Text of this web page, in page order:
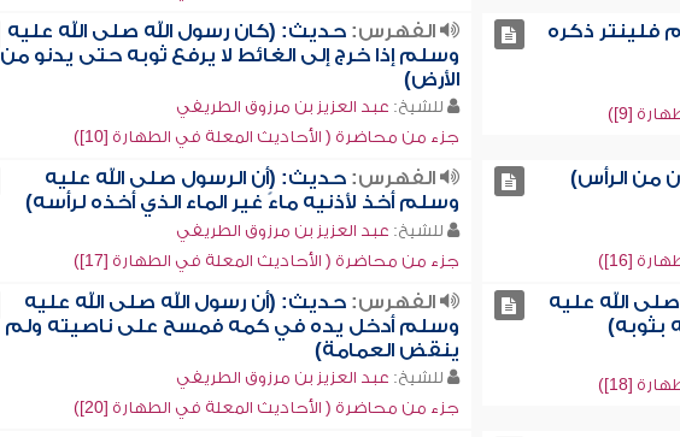
فلينتر ذكره
[9])
الفهرس: حديث: (كان رسول الله صلى الله عليه
وسلم إذا خرج إلى الغائط لا يرفع ثوبه حتى يدنو من
الأرض)
للشيخ: عبد العزيز بن مرزوق الطريفي
جزء من محاضرة ( الأحاديث المعلة في الطهارة [10])
من الرأس)
[16])
الفهرس: حديث: (أن الرسول صلى الله عليه
وسلم أخذ لأذنيه ماءً غير الماء الذي أخذه لرأسه)
للشيخ: عبد العزيز بن مرزوق الطريفي
جزء من محاضرة ( الأحاديث المعلة في الطهارة [17])
الله عليه
[18])
الفهرس: حديث: (أن رسول الله صلى الله عليه
وسلم أدخل يده في كمه فمسح على ناصيته ولم
ينقض العمامة)
للشيخ: عبد العزيز بن مرزوق الطريفي
جزء من محاضرة ( الأحاديث المعلة في الطهارة [20])